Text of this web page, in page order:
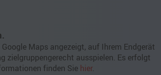
Maps angezeigt, auf Ihrem Endgerät
zielgruppengerecht ausspielen. Es erfolgt
finden Sie hier.